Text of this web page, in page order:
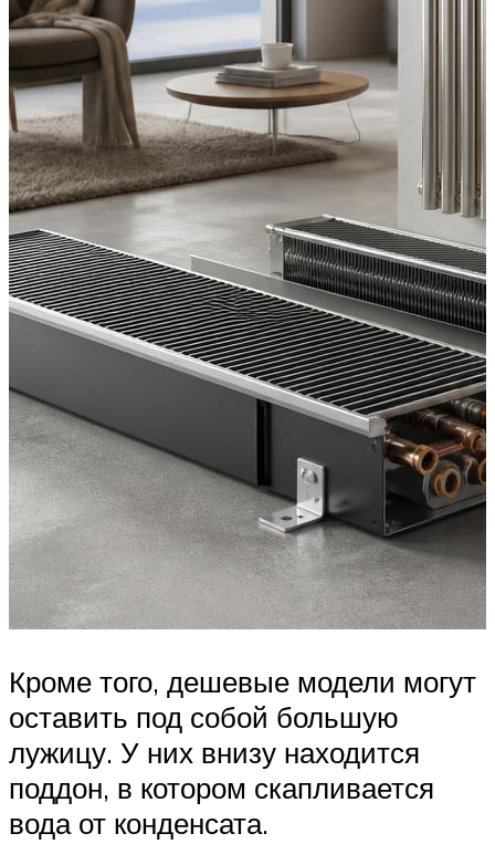
Кроме того, дешевые модели могут
оставить под собой большую
лужицу. У них внизу находится
поддон, в котором скапливается
вода от конденсата.